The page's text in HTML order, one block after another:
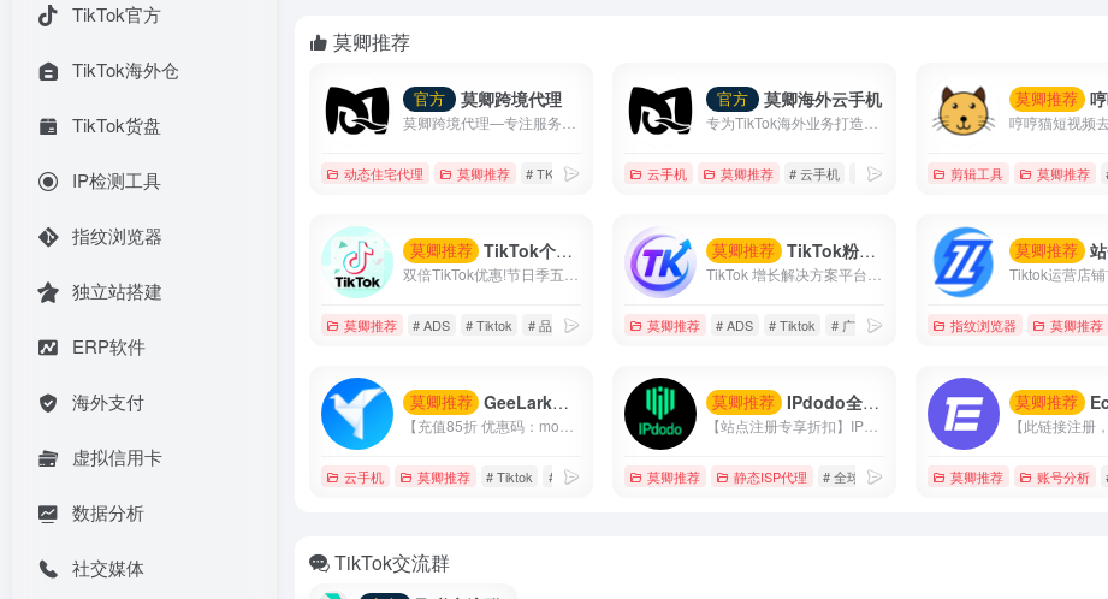
TikTok官方
TikTok海外仓
TikTok货盘
IP检测工具
指纹浏览器
独立站搭建
ERP软件
海外支付
虚拟信用卡
数据分析
社交媒体
莫卿推荐
官方 莫卿跨境代理
动态住宅代理 莫卿推荐 # TK专线 # 住宅代理 # 国家备案专线
官方 莫卿海外云手机
云手机 莫卿推荐 # 云手机 # 低成本 # 海外云手机
莫卿推荐 哼哼
剪辑工具 莫卿推荐
莫卿推荐 TikTok个人折扣户
莫卿推荐 # ADS # Tiktok # 品牌知名度
莫卿推荐 TikTok粉丝增长优化
莫卿推荐 # ADS # Tiktok # 广告投放
莫卿推荐
指纹浏览器 莫卿推荐
莫卿推荐 GeeLark云手机
云手机 莫卿推荐 # Tiktok # 云手机 # 多窗口同步
莫卿推荐 IPdodo全球网络代理
【站点注册专享折扣】IPdodo是一家全球网络代理服务商，品牌主营产品包括tiktok直播专线、静态住宅/数据中心代理、动态住宅/数据中心代理。目前，已为1000+个人及企业用户提供全场景、全设备跨境网络专业解决方案。
莫卿推荐 静态ISP代理 # 全球专线网络服务商 # 海外直播专线 # 静
莫卿推荐
莫卿推荐 账号分析
TikTok交流群